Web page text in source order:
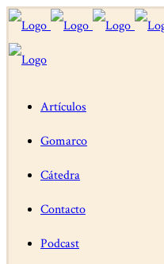
Artículos
Gomarco
Cátedra
Contacto
Podcast